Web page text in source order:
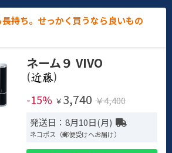
持ち。せっかく買うなら良いもの
ネーム９ VIVO
(
)
-15% ￥ 3,740 ￥4,400
発送日：8月10日(月)
ネコポス（郵便受けへお届け）